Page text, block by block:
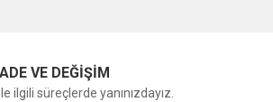
VE DEĞİŞİM
ilgili süreçlerde yanınızdayız.